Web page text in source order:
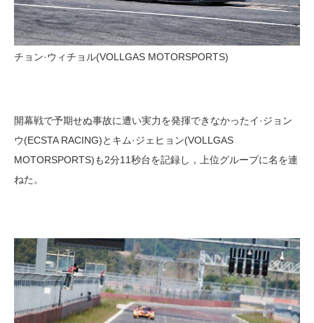
チョン·ウィチョル(VOLLGAS MOTORSPORTS)
開幕戦で予期せぬ事故に遭い実力を発揮できなかったイ·ジョン
ウ(ECSTA RACING)とキム·ジェヒョン(VOLLGAS
MOTORSPORTS)も2分11秒台を記録し，上位グループに名を連
ねた。